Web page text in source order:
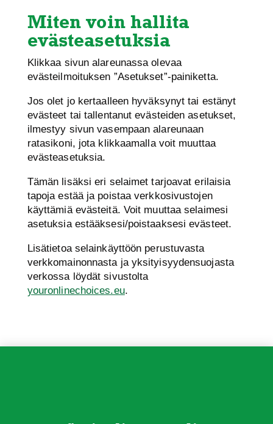
Miten voin hallita
evästeasetuksia
Klikkaa sivun alareunassa olevaa
evästeilmoituksen ”Asetukset”-painiketta.
Jos olet jo kertaalleen hyväksynyt tai estänyt
evästeet tai tallentanut evästeiden asetukset,
ilmestyy sivun vasempaan alareunaan
ratasikoni, jota klikkaamalla voit muuttaa
evästeasetuksia.
Tämän lisäksi eri selaimet tarjoavat erilaisia
tapoja estää ja poistaa verkkosivustojen
käyttämiä evästeitä. Voit muuttaa selaimesi
asetuksia estääksesi/poistaaksesi evästeet.
Lisätietoa selainkäyttöön perustuvasta
verkkomainonnasta ja yksityisyydensuojasta
verkossa löydät sivustolta
youronlinechoices.eu.